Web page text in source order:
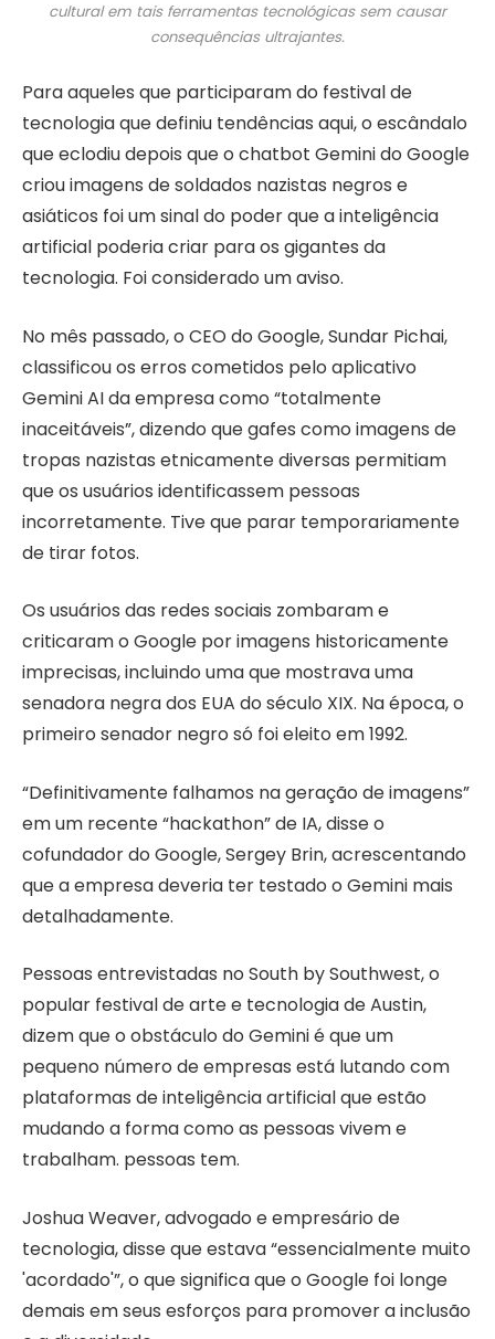
cultural em tais ferramentas tecnológicas sem causar
consequências ultrajantes.
Para aqueles que participaram do festival de
tecnologia que definiu tendências aqui, o escândalo
que eclodiu depois que o chatbot Gemini do Google
criou imagens de soldados nazistas negros e
asiáticos foi um sinal do poder que a inteligência
artificial poderia criar para os gigantes da
tecnologia. Foi considerado um aviso.
No mês passado, o CEO do Google, Sundar Pichai,
classificou os erros cometidos pelo aplicativo
Gemini AI da empresa como “totalmente
inaceitáveis”, dizendo que gafes como imagens de
tropas nazistas etnicamente diversas permitiam
que os usuários identificassem pessoas
incorretamente. Tive que parar temporariamente
de tirar fotos.
Os usuários das redes sociais zombaram e
criticaram o Google por imagens historicamente
imprecisas, incluindo uma que mostrava uma
senadora negra dos EUA do século XIX. Na época, o
primeiro senador negro só foi eleito em 1992.
“Definitivamente falhamos na geração de imagens”
em um recente “hackathon” de IA, disse o
cofundador do Google, Sergey Brin, acrescentando
que a empresa deveria ter testado o Gemini mais
detalhadamente.
Pessoas entrevistadas no South by Southwest, o
popular festival de arte e tecnologia de Austin,
dizem que o obstáculo do Gemini é que um
pequeno número de empresas está lutando com
plataformas de inteligência artificial que estão
mudando a forma como as pessoas vivem e
trabalham. pessoas tem.
Joshua Weaver, advogado e empresário de
tecnologia, disse que estava “essencialmente muito
'acordado'”, o que significa que o Google foi longe
demais em seus esforços para promover a inclusão